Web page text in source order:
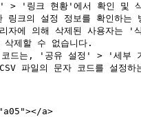
> '링크 현황'에서 확인 및
자에 의해 삭제된 사용자는 '
제할 수 없습니다.
코드는, '공유 설정' > '세부
a>